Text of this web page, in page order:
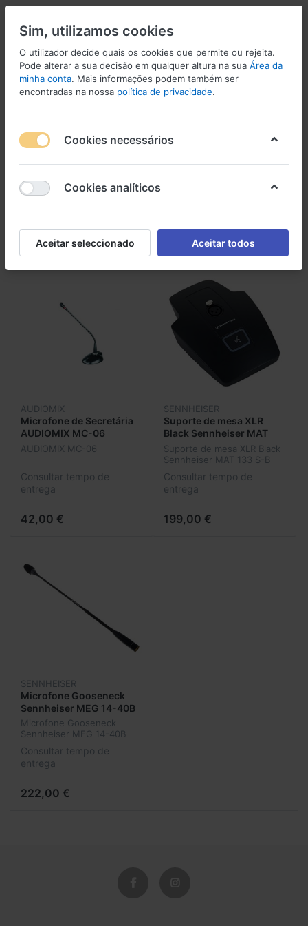
Menu Iniciar sessão Comparar Lista de Desejos
1-3de3
Microfones para Conferência
AUDIOMIX
Microfone de Secretária
AUDIOMIX MC-06
AUDIOMIX MC-06
Consultar tempo de
entrega
42,00 €
SENNHEISER
Suporte de mesa XLR
Black Sennheiser MAT
133 S-B
Suporte de mesa XLR Black
Sennheiser MAT 133 S-B
Consultar tempo de
entrega
199,00 €
SENNHEISER
Microfone Gooseneck
Sennheiser MEG 14-40B
Microfone Gooseneck
Sennheiser MEG 14-40B
Consultar tempo de
entrega
222,00 €
Sim, utilizamos cookies
O utilizador decide quais os cookies que permite ou rejeita.
Pode alterar a sua decisão em qualquer altura na sua Área da
minha conta. Mais informações podem também ser
encontradas na nossa política de privacidade.
Cookies necessários
Cookies analíticos
Aceitar seleccionado Aceitar todos